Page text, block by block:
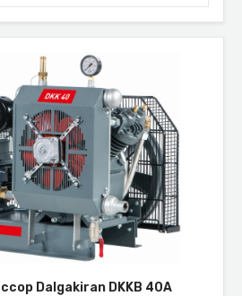
Dalgakiran DKKB 40A